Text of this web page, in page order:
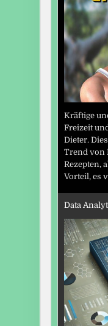
Kräftige
Freizeit
Dieter.
Trend von
Rezepten,
Vorteil, es
Data